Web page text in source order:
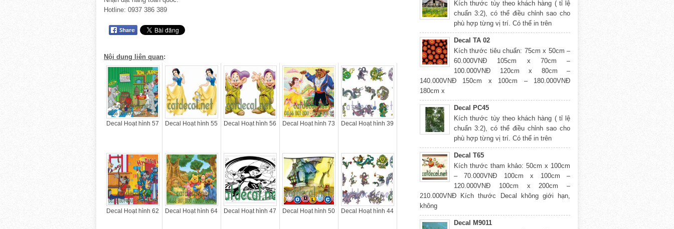
Hotline: 0937 386 389
Nội dung liên quan:
Decal Hoạt hình 57 Decal Hoạt hình 55 Decal Hoạt hình 56 Decal Hoạt hình 73 Decal Hoạt hình 39
Decal Hoạt hình 62 Decal Hoạt hình 64 Decal Hoạt hình 47 Decal Hoạt hình 50 Decal Hoạt hình 44
Kích thước tùy theo khách hàng ( tỉ lệ
chuẩn 3:2), có thể điều chỉnh sao cho
phù hợp từng vị trí. Có thể in trên
Decal TA 02
Kích thước tiêu chuẩn: 75cm x 50cm –
60.000VNĐ 105cm x 70cm –
100.000VNĐ 120cm x 80cm –
140.000VNĐ 150cm x 100cm – 180.000VNĐ
180cm x
Decal PC45
Kích thước tùy theo khách hàng ( tỉ lệ
chuẩn 3:2), có thể điều chỉnh sao cho
phù hợp từng vị trí. Có thể in trên
Decal T65
Kích thước tham khảo: 50cm x 100cm
– 70.000VNĐ 100cm x 100cm –
120.000VNĐ 100cm x 200cm –
210.000VNĐ Kích thước Decal không giới hạn,
không
Decal M9011